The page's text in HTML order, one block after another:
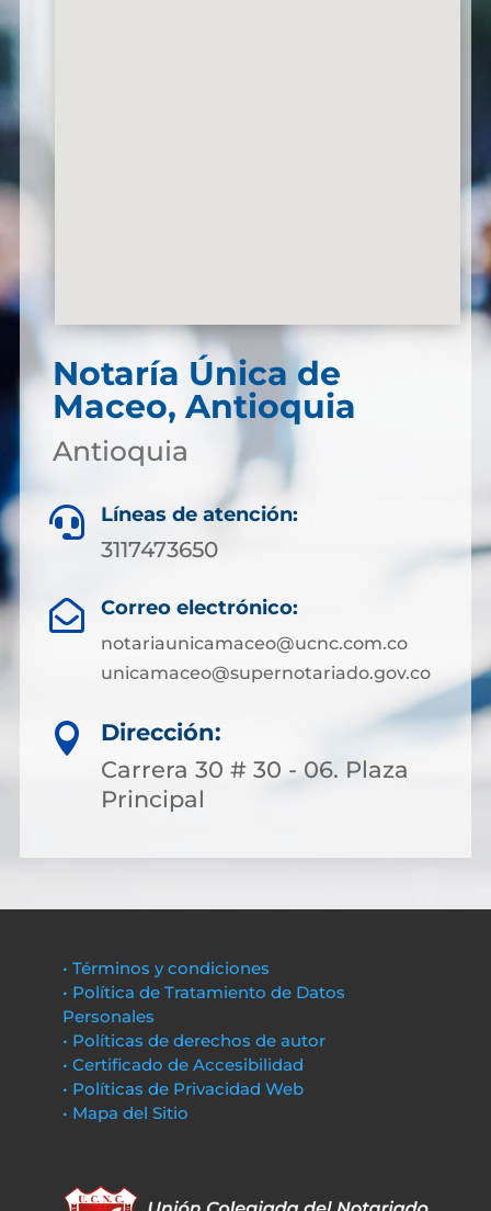
Notaría Única de
Maceo, Antioquia
Antioquia
 Líneas de atención:
3117473650
 Correo electrónico:
notariaunicamaceo@ucnc.com.co
unicamaceo@supernotariado.gov.co

Dirección:
Carrera 30 # 30 - 06. Plaza
Principal
• Términos y condiciones
• Política de Tratamiento de Datos
Personales
• Políticas de derechos de autor
• Certificado de Accesibilidad
• Políticas de Privacidad Web
• Mapa del Sitio